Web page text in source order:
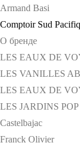
Armand Basi
Comptoir Sud
О бренде
LES EAUX DE
LES VANILLES
LES EAUX DE
LES JARDINS POP
Castelbajac
Franck Olivier